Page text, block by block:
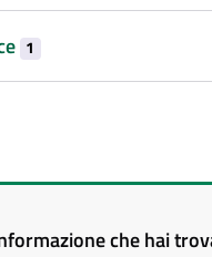
1
che hai